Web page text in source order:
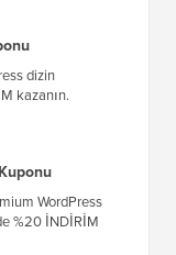
dizin
kazanın.
WordPress
%20 İNDİRİM